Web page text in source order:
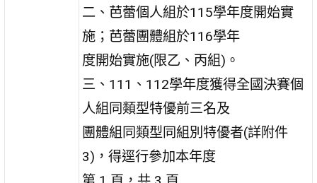
二、芭蕾個人組於115學年度開始實
施；芭蕾團體組於116學年
度開始實施(限乙、丙組)。
三、111、112學年度獲得全國決賽個
人組同類型特優前三名及
團體組同類型同組別特優者(詳附件
3)，得逕行參加本年度